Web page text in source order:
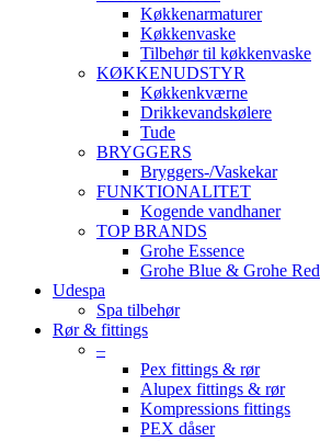
Køkkenarmaturer
Køkkenvaske
Tilbehør til køkkenvaske
KØKKENUDSTYR
Køkkenkværne
Drikkevandskølere
Tude
BRYGGERS
Bryggers-/Vaskekar
FUNKTIONALITET
Kogende vandhaner
TOP BRANDS
Grohe Essence
Grohe Blue & Grohe Red
Udespa
Spa tilbehør
Rør & fittings
–
Pex fittings & rør
Alupex fittings & rør
Kompressions fittings
PEX dåser